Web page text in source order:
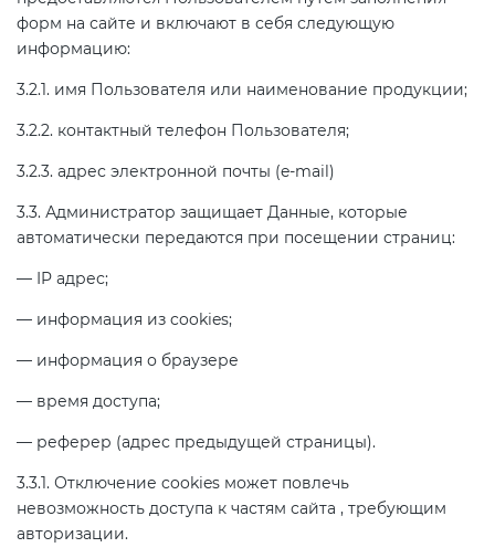
форм на сайте и включают в себя следующую
информацию:
3.2.1. имя Пользователя или наименование продукции;
3.2.2. контактный телефон Пользователя;
3.2.3. адрес электронной почты (e-mail)
3.3. Администратор защищает Данные, которые
автоматически передаются при посещении страниц:
— IP адрес;
— информация из cookies;
— информация о браузере
— время доступа;
— реферер (адрес предыдущей страницы).
3.3.1. Отключение cookies может повлечь
невозможность доступа к частям сайта , требующим
авторизации.